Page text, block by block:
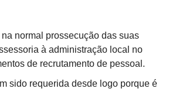
normal prossecução das suas
à administração local no
de recrutamento de pessoal.
sido requerida desde logo porque é